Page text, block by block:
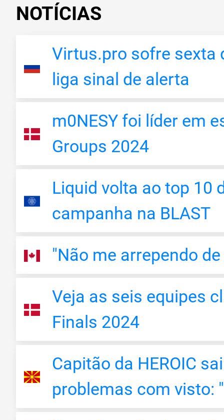
NOTÍCIAS
Virtus.pro sofre sexta
liga sinal de alerta
m0NESY foi líder em
Groups 2024
Liquid volta ao top 10
campanha na BLAST
"Não me arrependo
Veja as seis equipes
Finals 2024
Capitão da HEROIC
problemas com visto: